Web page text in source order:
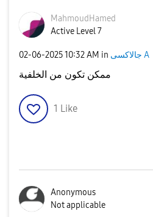
MahmoudHamed
Active Level 7
‎02-06-202510:32 AM in جالاكسى A
ممكن تكون من الخلفية
1 Like
Anonymous
Not applicable